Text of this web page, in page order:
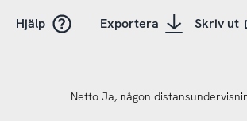
Hjälp Exportera Skriv ut
Netto Ja, någon